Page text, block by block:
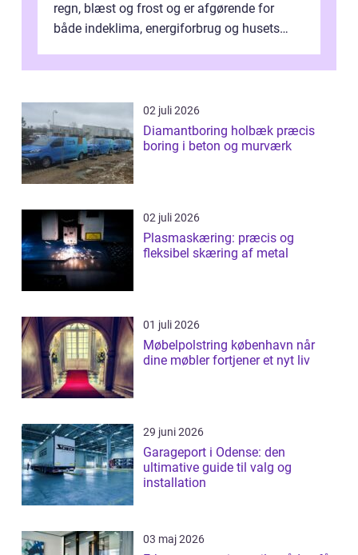
regn, blæst og frost og er afgørende for
både indeklima, energiforbrug og husets
02 juli 2026
Diamantboring holbæk præcis
boring i beton og murværk
02 juli 2026
Plasmaskæring: præcis og
fleksibel skæring af metal
01 juli 2026
Møbelpolstring københavn når
dine møbler fortjener et nyt liv
29 juni 2026
Garageport i Odense: den
ultimative guide til valg og
installation
03 maj 2026